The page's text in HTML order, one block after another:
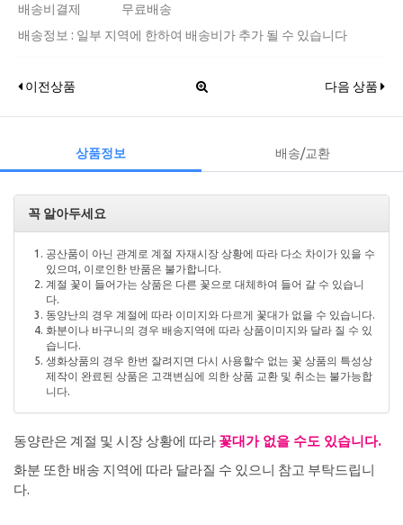
배송비결제
무료배송
배송정보 : 일부 지역에 한하여 배송비가 추가 될 수 있습니다
이전상품 다음 상품
상품정보 배송/교환
꼭 알아두세요
공산품이 아닌 관계로 계절 자재시장 상황에 따라 다소 차이가 있을 수
있으며, 이로인한 반품은 불가합니다.
계절 꽃이 들어가는 상품은 다른 꽃으로 대체하여 들어 갈 수 있습니
다.
동양난의 경우 계절에 따라 이미지와 다르게 꽃대가 없을 수 있습니다.
화분이나 바구니의 경우 배송지역에 따라 상품이미지와 달라 질 수 있
습니다.
생화상품의 경우 한번 잘려지면 다시 사용할수 없는 꽃 상품의 특성상
제작이 완료된 상품은 고객변심에 의한 상품 교환 및 취소는 불가능합
니다.
동양란은 계절 및 시장 상황에 따라 꽃대가 없을 수도 있습니다.
화분 또한 배송 지역에 따라 달라질 수 있으니 참고 부탁드립니
다.